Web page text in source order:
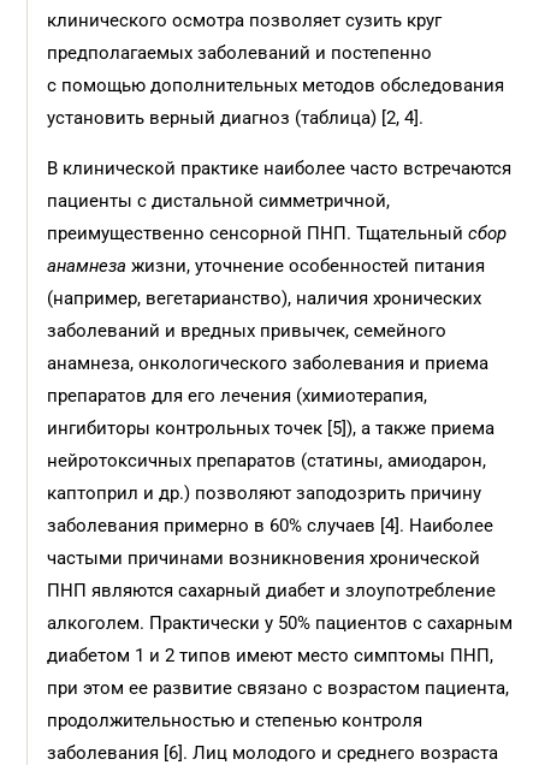
клинического осмотра позволяет сузить круг
предполагаемых заболеваний и постепенно
с помощью дополнительных методов обследования
установить верный диагноз (таблица) [2, 4].
В клинической практике наиболее часто встречаются
пациенты с дистальной симметричной,
преимущественно сенсорной ПНП. Тщательныйсбор
анамнеза жизни, уточнение особенностей питания
(например, вегетарианство), наличия хронических
заболеваний и вредных привычек, семейного
анамнеза, онкологического заболевания и приема
препаратов для его лечения (химиотерапия,
ингибиторы контрольных точек [5]), а также приема
нейротоксичных препаратов (статины, амиодарон,
каптоприл и др.) позволяют заподозрить причину
заболевания примерно в 60% случаев [4]. Наиболее
частыми причинами возникновения хронической
ПНП являются сахарный диабет и злоупотребление
алкоголем. Практически у 50% пациентов с сахарным
диабетом 1 и 2 типов имеют место симптомы ПНП,
при этом ее развитие связано с возрастом пациента,
продолжительностью и степенью контроля
заболевания [6]. Лиц молодого и среднего возраста